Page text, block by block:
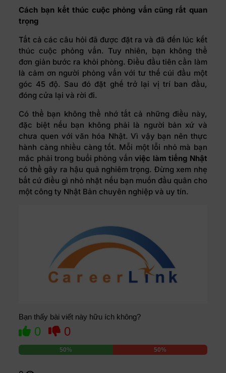
Cách bạn kết thúc cuộc phỏng vấn cũng rất quan
trọng
Tất cả các câu hỏi đã được đặt ra và đã đến lúc kết
thúc cuộc phỏng vấn. Tuy nhiên, bạn không thể
đơn giản bước ra khỏi phòng. Điều đầu tiên cần làm
là cảm ơn người phỏng vấn với tư thế cúi đầu một
góc 45 độ. Sau đó đặt ghế trở lại vị trí ban đầu,
đóng cửa lại và rời đi.
Có thể bạn không thể nhớ tất cả những điều này,
đặc biệt nếu bạn không phải là người bản xứ và
chưa quen với văn hóa Nhật. Vì vậy bạn nên thực
hành càng nhiều càng tốt. Mỗi một lỗi nhỏ mà bạn
mắc phải trong buổi phỏng vấnviệc làm tiếng Nhật
có thể gây ra hậu quả nghiêm trọng. Đừng xem nhẹ
bất cứ điều gì nhỏ nhặt nếu bạn muốn đầu quân cho
một công ty Nhật Bản chuyên nghiệp và uy tín.
Bạn thấy bài viết này hữu ích không?
0 0
50% 50%